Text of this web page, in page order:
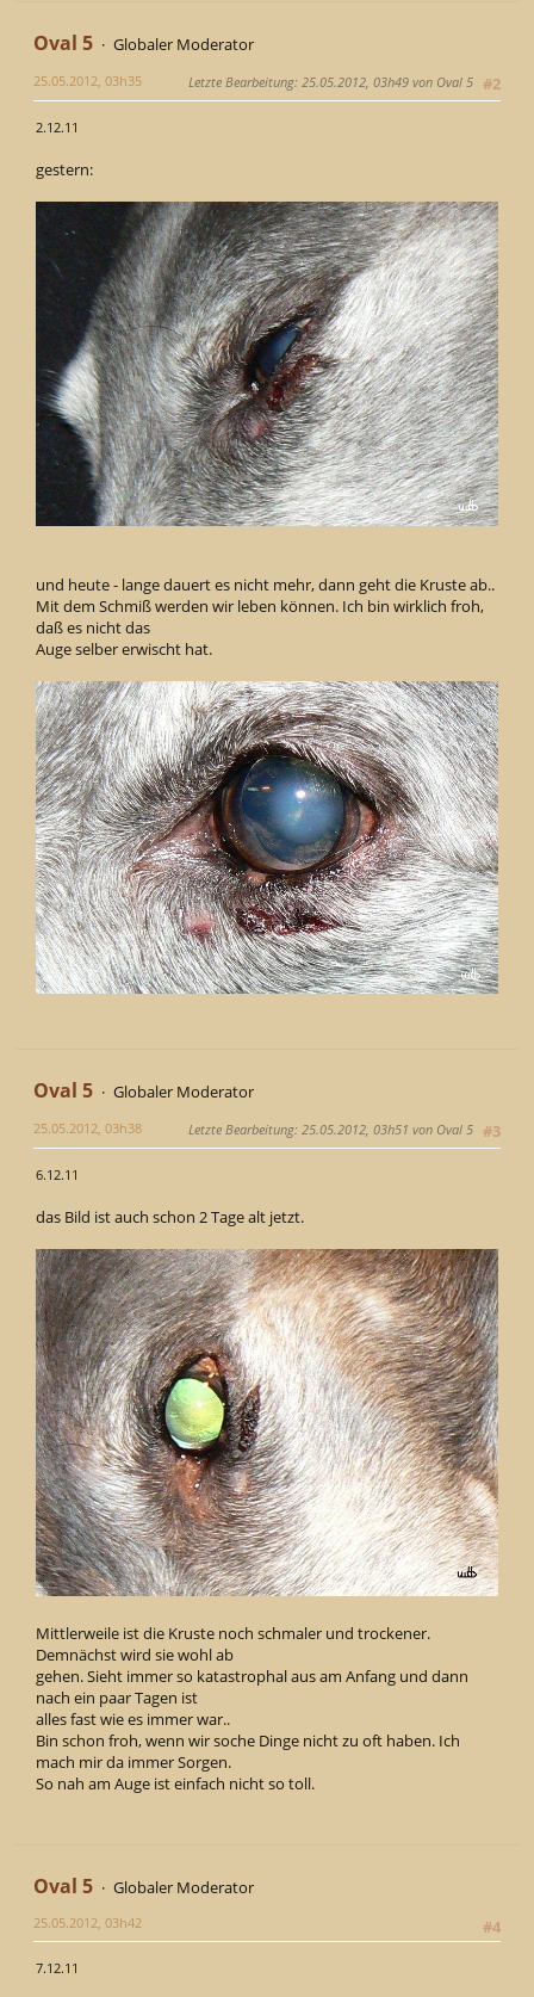
Oval 5
Globaler Moderator
#2
25.05.2012, 03h35 Letzte Bearbeitung: 25.05.2012, 03h49 von Oval 5
2.12.11
gestern:
und heute - lange dauert es nicht mehr, dann geht die Kruste ab..
Mit dem Schmiß werden wir leben können. Ich bin wirklich froh,
daß es nicht das
Auge selber erwischt hat.
Oval 5
Globaler Moderator
#3
25.05.2012, 03h38 Letzte Bearbeitung: 25.05.2012, 03h51 von Oval 5
6.12.11
das Bild ist auch schon 2 Tage alt jetzt.
Mittlerweile ist die Kruste noch schmaler und trockener.
Demnächst wird sie wohl ab
gehen. Sieht immer so katastrophal aus am Anfang und dann
nach ein paar Tagen ist
alles fast wie es immer war..
Bin schon froh, wenn wir soche Dinge nicht zu oft haben. Ich
mach mir da immer Sorgen.
So nah am Auge ist einfach nicht so toll.
Oval 5
Globaler Moderator
#4
25.05.2012, 03h42
7.12.11